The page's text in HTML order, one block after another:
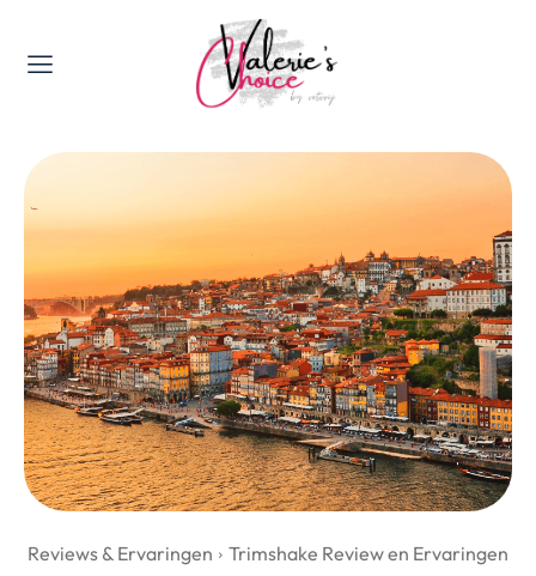
Valerie's Topics
Travel & Culture
Happyness & Opmerkelijk
Lifestyle, Sport & Duurzaamheid
Gadgets & Tech
Top 5 van Valerie
Health & Beauty
Huis & Tuin
Nieuws & Media
Over Valerie
Reviews & Ervaringen Trimshake Review en Ervaringen